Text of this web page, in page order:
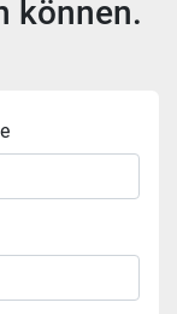
können.